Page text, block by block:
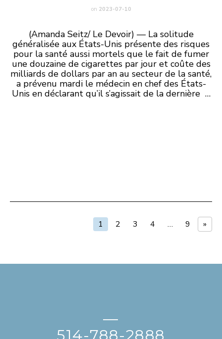
on 2023-07-10
(Amanda Seitz/ Le Devoir) — La solitude
généralisée aux États-Unis présente des risques
pour la santé aussi mortels que le fait de fumer
une douzaine de cigarettes par jour et coûte des
milliards de dollars par an au secteur de la santé,
a prévenu mardi le médecin en chef des États-
Unis en déclarant qu’il s’agissait de la dernière …
1 2 3 4 … 9 »
—
514-788-2888